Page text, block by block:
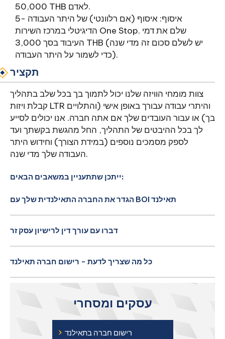
50,000 THB לאדם.
5- איסוף: איסוף (אם רלוונטי) של היתר העבודה
הדיגיטלי במרכז השירות One Stop. שלם את דמי
העיבוד בסך 3,000 THB (יש לשלם סכום זה מדי שנה
כדי לשמור על היתר העבודה).
תקציר
צוות מומחי הוויזה שלנו יכול לתמוך בך בכל שלב בתהליך
קבלת ויזות LTR והיתרי עבודה עבורך באופן אישי (והתלויים
בך) או עבור העובדים שלך אם אתה חברה. אנו יכולים לסייע
לך בכל ההיבטים של התהליך, החל מהגשת בקשתך ועד
לספק מסמכים נוספים (במידת הצורך) וחידוש היתר
העבודה שלך מדי שנה.
ייתכן שתתעניין במשאבים הבאים:
הגדר את החברה התאילנדית שלך עם BOI תאילנד
דברו עם עורך דין לרישיון עסק זר
כל מה שצריך לדעת - רישום חברה תאילנד
עסקים ומסחרי
› רישום חברה בתאילנד